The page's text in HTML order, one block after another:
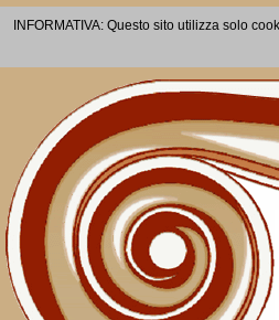
INFORMATIVA: Questo sito utilizza solo